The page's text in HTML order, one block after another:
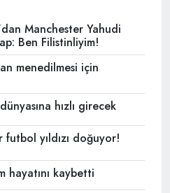
Manchester Yahudi
Ben Filistinliyim!
menedilmesi için
hızlı girecek
yıldızı doğuyor!
hayatını kaybetti